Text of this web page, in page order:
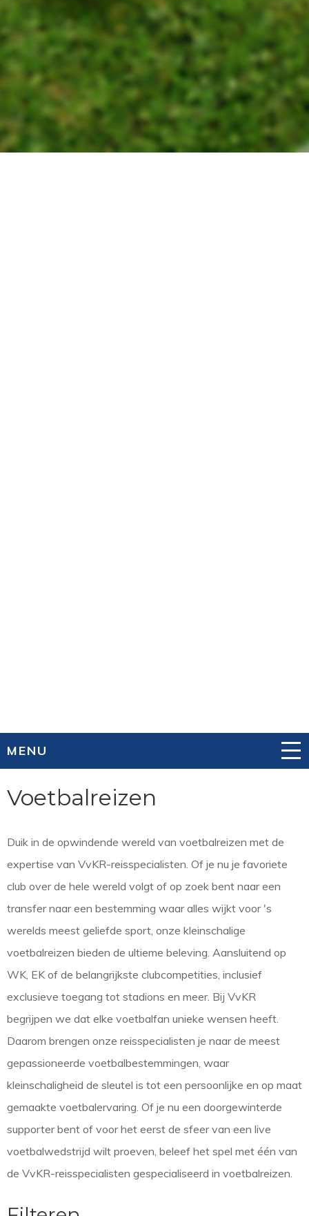
MENU
Voetbalreizen
Duik in de opwindende wereld van voetbalreizen met de
expertise van VvKR-reisspecialisten. Of je nu je favoriete
club over de hele wereld volgt of op zoek bent naar een
transfer naar een bestemming waar alles wijkt voor 's
werelds meest geliefde sport, onze kleinschalige
voetbalreizen bieden de ultieme beleving. Aansluitend op
WK, EK of de belangrijkste clubcompetities, inclusief
exclusieve toegang tot stadions en meer. Bij VvKR
begrijpen we dat elke voetbalfan unieke wensen heeft.
Daarom brengen onze reisspecialisten je naar de meest
gepassioneerde voetbalbestemmingen, waar
kleinschaligheid de sleutel is tot een persoonlijke en op maat
gemaakte voetbalervaring. Of je nu een doorgewinterde
supporter bent of voor het eerst de sfeer van een live
voetbalwedstrijd wilt proeven, beleef het spel met één van
de VvKR-reisspecialisten gespecialiseerd in voetbalreizen.